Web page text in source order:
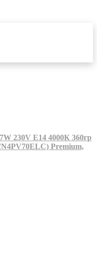
230V E14 4000К 360гр
Premium,